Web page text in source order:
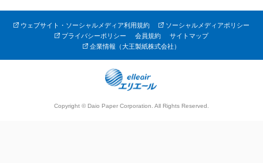
ウェブサイト・ソーシャルメディア利用規約
ソーシャルメディアポリシー
プライバシーポリシー
会員規約
サイトマップ
企業情報（大王製紙株式会社）
Copyright © Daio Paper Corporation. All Rights Reserved.